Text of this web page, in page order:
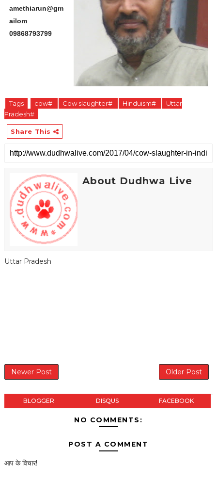
amethiarun@gm
ailom
09868793799
Tags cow# Cow slaughter# Hinduism#
Uttar
Pradesh#
Share This
About Dudhwa Live
Uttar Pradesh
Newer Post Older Post
BLOGGER DISQUS FACEBOOK
NO COMMENTS:
POST A COMMENT
आप के विचार!